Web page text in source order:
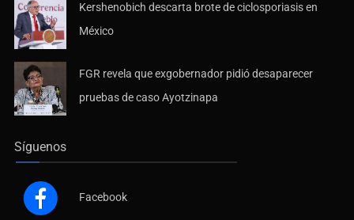
Kershenobich descarta brote de ciclosporiasis en
México
FGR revela que exgobernador pidió desaparecer
pruebas de caso Ayotzinapa
Síguenos
Facebook